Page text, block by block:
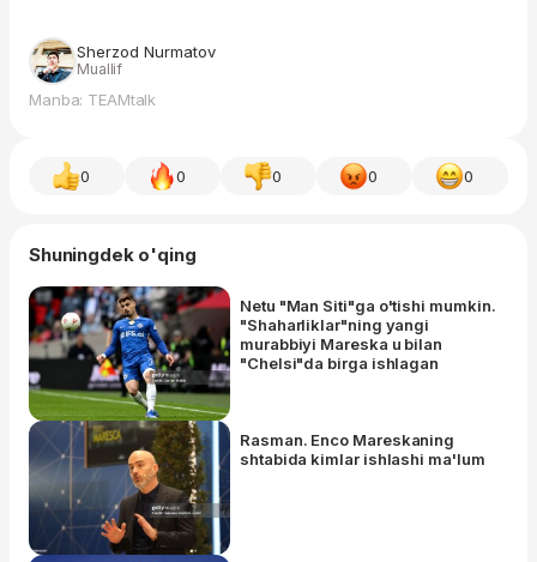
Sherzod Nurmatov
Muallif
Manba: TEAMtalk
0 0 0 0 0
Shuningdek o'qing
Netu "Man Siti"ga o'tishi mumkin.
"Shaharliklar"ning yangi
murabbiyi Mareska u bilan
"Chelsi"da birga ishlagan
Rasman. Enco Mareskaning
shtabida kimlar ishlashi ma'lum